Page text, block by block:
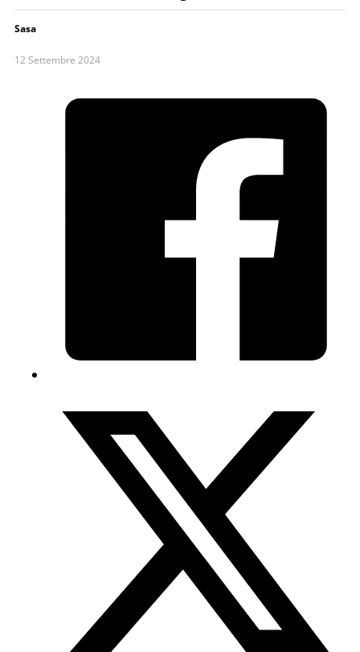
Sasa
12 Settembre 2024